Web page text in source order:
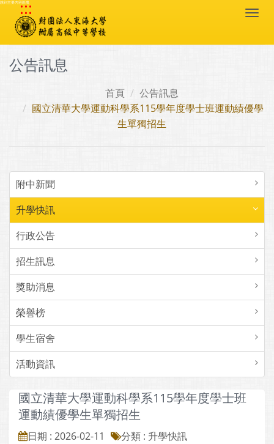
跳到主要內容區塊
:::
公告訊息
首頁
公告訊息
國立清華大學運動科學系115學年度學士班運動績優學
生單獨招生
附中新聞
升學快訊
行政公告
招生訊息
獎助消息
榮譽榜
學生宿舍
活動資訊
國立清華大學運動科學系115學年度學士班
運動績優學生單獨招生
日期 : 2026-02-11
分類 : 升學快訊